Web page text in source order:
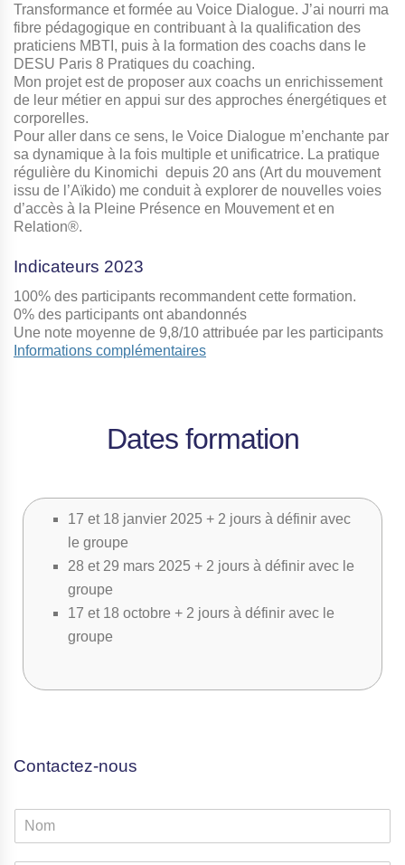
Transformance et formée au Voice Dialogue. J’ai nourri ma
fibre pédagogique en contribuant à la qualification des
praticiens MBTI, puis à la formation des coachs dans le
DESU Paris 8 Pratiques du coaching.
Mon projet est de proposer aux coachs un enrichissement
de leur métier en appui sur des approches énergétiques et
corporelles.
Pour aller dans ce sens, le Voice Dialogue m’enchante par
sa dynamique à la fois multiple et unificatrice. La pratique
régulière du Kinomichi depuis 20 ans (Art du mouvement
issu de l’Aïkido) me conduit à explorer de nouvelles voies
d’accès à la Pleine Présence en Mouvement et en
Relation®.
Indicateurs 2023
100% des participants recommandent cette formation.
0% des participants ont abandonnés
Une note moyenne de 9,8/10 attribuée par les participants
Informations complémentaires
Dates formation
17 et 18 janvier 2025 + 2 jours à définir avec
le groupe
28 et 29 mars 2025 + 2 jours à définir avec le
groupe
17 et 18 octobre + 2 jours à définir avec le
groupe
Contactez-nous